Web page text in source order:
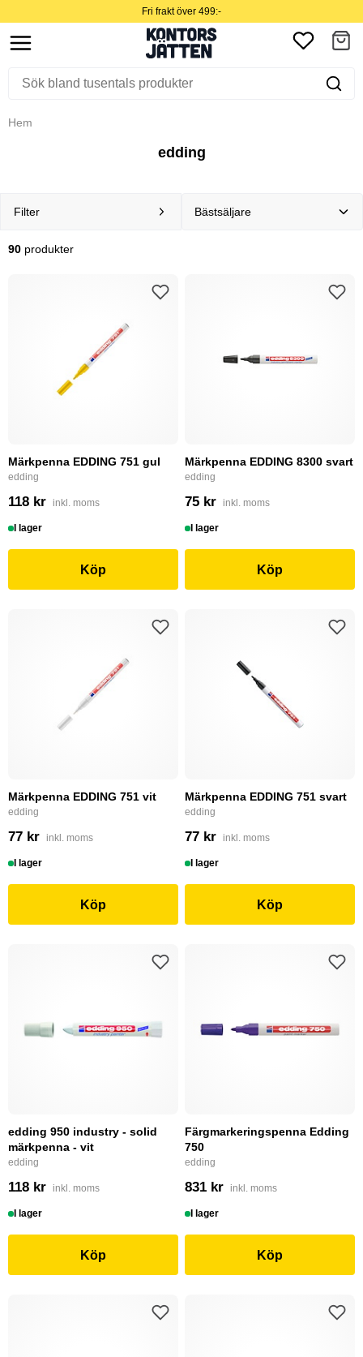
Fri frakt över 499:-
Hem
edding
Filter
90 produkter
Märkpenna EDDING 751 gul
edding
118 kr inkl. moms
I lager
Köp
Märkpenna EDDING 8300 svart
edding
75 kr inkl. moms
I lager
Köp
Märkpenna EDDING 751 vit
edding
77 kr inkl. moms
I lager
Köp
Märkpenna EDDING 751 svart
edding
77 kr inkl. moms
I lager
Köp
edding 950 industry - solid
märkpenna - vit
edding
118 kr inkl. moms
I lager
Köp
Färgmarkeringspenna Edding
750
edding
831 kr inkl. moms
I lager
Köp